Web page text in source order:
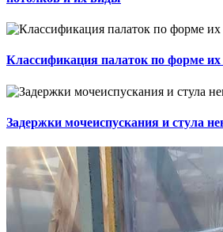
Классификация палаток по форме их
Задержки мочеиспускания и стула